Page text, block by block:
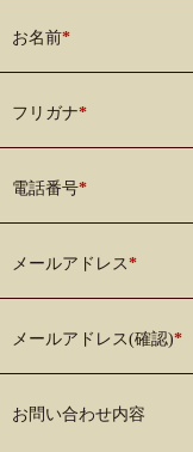
お名前*
フリガナ*
電話番号*
メールアドレス*
メールアドレス(確認)*
お問い合わせ内容